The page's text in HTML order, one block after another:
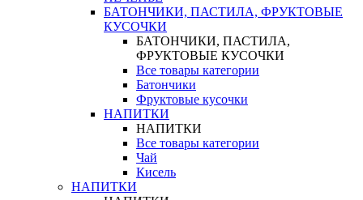
БАТОНЧИКИ, ПАСТИЛА, ФРУКТОВЫЕ
КУСОЧКИ
БАТОНЧИКИ, ПАСТИЛА,
ФРУКТОВЫЕ КУСОЧКИ
Все товары категории
Батончики
Фруктовые кусочки
НАПИТКИ
НАПИТКИ
Все товары категории
Чай
Кисель
НАПИТКИ